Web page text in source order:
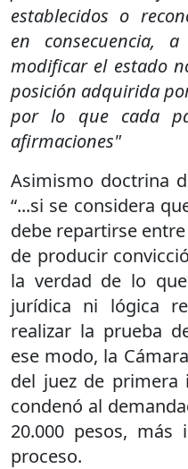
establecidos o
en consecuencia,
modificar el estado
posición adquirida
por lo que cada
afirmaciones"
Asimismo doctrina
“...si se considera
debe repartirse
de producir
la verdad de lo
jurídica ni lógica
realizar la prueba
ese modo, la
del juez de primera
condenó al
20.000 pesos, más
proceso.